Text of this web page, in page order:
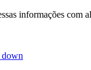
informações com